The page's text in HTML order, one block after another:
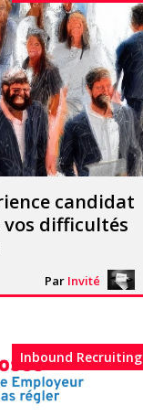
candidat
difficultés
Par Invité
Inbound Recruiting